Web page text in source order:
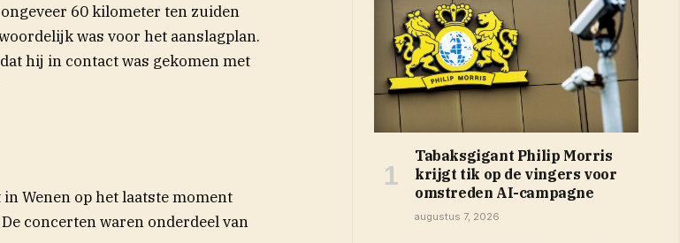
60 kilometer ten zuiden
was voor het aanslagplan.
hij in contact was gekomen met
Wenen op het laatste moment
concerten waren onderdeel van
Tabaksgigant Philip Morris
krijgt tik op de vingers voor
omstreden AI-campagne
augustus 7, 2026